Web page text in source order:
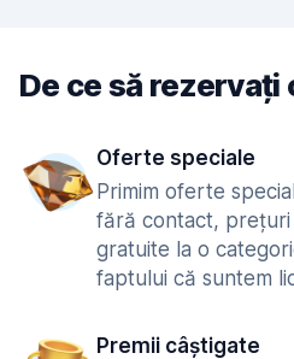
De ce să rezervați
Oferte speciale
Primim oferte
fără contact,
gratuite la o
faptului că suntem
Premii câștigate